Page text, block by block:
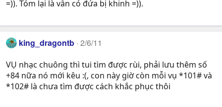
=)). Tóm lại là vẫn có đứa bị khinh =)).
king_dragontb 2/6/11
VỤ nhạc chuông thì tui tìm được rùi, phải lưu thêm số
+84 nữa nó mới kêu :(, con này giờ còn mỗi vụ *101# và
*102# là chưa tìm được cách khắc phục thôi